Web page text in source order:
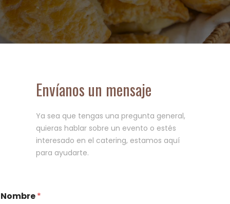
Envíanos un mensaje
Ya sea que tengas una pregunta general,
quieras hablar sobre un evento o estés
interesado en el catering, estamos aquí
para ayudarte.
Nombre*